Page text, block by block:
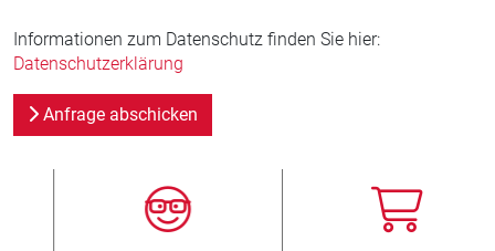
Informationen zum Datenschutz finden Sie hier:
Datenschutzerklärung
Anfrage abschicken